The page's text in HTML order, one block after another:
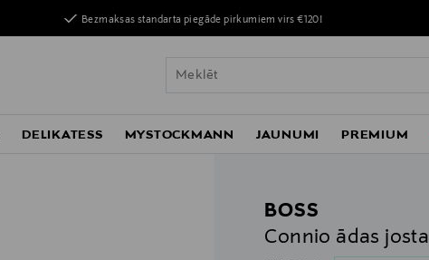
Bezmaksas standarta piegāde pirkumiem virs €120!
DELIKATESS MYSTOCKMANN JAUNUMI PREMIUM
BOSS
Connio ādas josta